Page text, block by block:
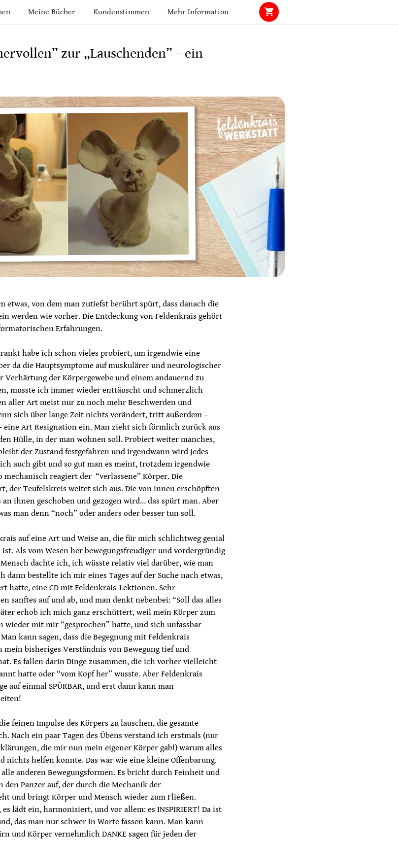
Meine Bücher Kundenstimmen Mehr Information
zur „Lauschenden” – ein
etwas, von dem man zutiefst berührt spürt, dass danach die
werden wie vorher. Die Entdeckung von Feldenkrais gehört
Erfahrungen.
habe ich schon vieles probiert, um irgendwie eine
da die Hauptsymptome auf muskulärer und neurologischer
Verhärtung der Körpergewebe und einem andauernd zu
musste ich immer wieder enttäuscht und schmerzlich
aller Art meist nur zu noch mehr Beschwerden und
sich über lange Zeit nichts verändert, tritt außerdem –
eine Art Resignation ein. Man zieht sich förmlich zurück aus
Hülle, in der man wohnen soll. Probiert weiter manches,
der Zustand festgefahren und irgendwann wird jedes
auch gibt und so gut man es meint, trotzdem irgendwie
mechanisch reagiert der “verlassene” Körper. Die
der Teufelskreis weitet sich aus. Die von innen erschöpften
an ihnen geschoben und gezogen wird… das spürt man. Aber
man denn “noch” oder anders oder besser tun soll.
auf eine Art und Weise an, die für mich schlichtweg genial
Als vom Wesen her bewegungsfreudiger und vordergründig
dachte ich, ich wüsste relativ viel darüber, wie man
dann bestellte ich mir eines Tages auf der Suche nach etwas,
hatte, eine CD mit Feldenkrais-Lektionen. Sehr
sanftes auf und ab, und man denkt nebenbei: “Soll das alles
erhob ich mich ganz erschüttert, weil mein Körper zum
wieder mit mir “gesprochen” hatte, und sich unfassbar
kann sagen, dass die Begegnung mit Feldenkrais
bisheriges Verständnis von Bewegung tief und
Es fallen darin Dinge zusammen, die ich vorher vielleicht
hatte oder “vom Kopf her” wusste. Aber Feldenkrais
auf einmal SPÜRBAR, und erst dann kann man
feinen Impulse des Körpers zu lauschen, die gesamte
Nach ein paar Tagen des Übens verstand ich erstmals (nur
die mir nun mein eigener Körper gab!) warum alles
nichts helfen konnte. Das war wie eine kleine Offenbarung.
anderen Bewegungsformen. Es bricht durch Feinheit und
Panzer auf, der durch die Mechanik der
und bringt Körper und Mensch wieder zum Fließen.
lädt ein, harmonisiert, und vor allem: es INSPIRIERT! Da ist
das man nur schwer in Worte fassen kann. Man kann
und Körper vernehmlich DANKE sagen für jeden der